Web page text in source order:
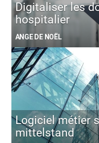
Digitaliser les
hospitalier
ANGE DE NOËL
Logiciel métier
mittelstand